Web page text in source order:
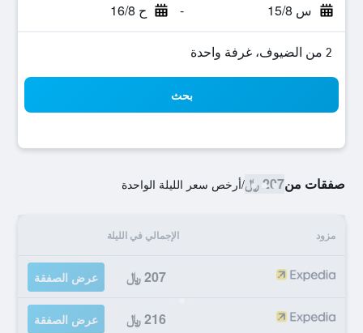
س 15/8 - ح 16/8
2 من الضيوف، غرفة واحدة
بحث
صفقات من207 ﷼ /أرخص سعر الليلة الواحدة
مزود الإجمالي في الليلة
207 ﷼ عرض الصفقة
216 ﷼ عرض الصفقة